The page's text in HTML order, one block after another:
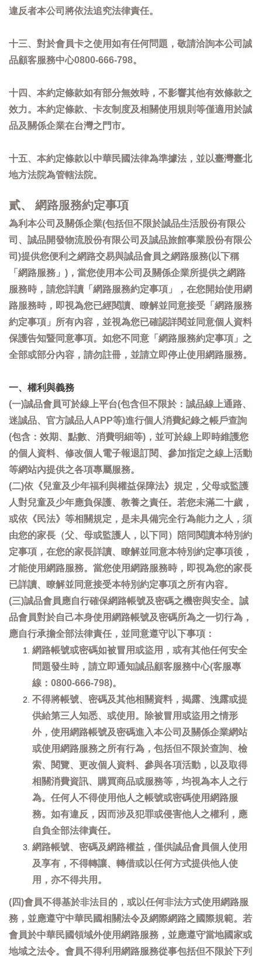
違反者本公司將依法追究法律責任。
十三、對於會員卡之使用如有任何問題，敬請洽詢本公司誠
品顧客服務中心0800-666-798。
十四、本約定條款如有部分無效時，不影響其他有效條款之
效力。本約定條款、卡友制度及相關使用規則等僅適用於誠
品及關係企業在台灣之門市。
十五、本約定條款以中華民國法律為準據法，並以臺灣臺北
地方法院為管轄法院。
貳、 網路服務約定事項
為利本公司及關係企業(包括但不限於誠品生活股份有限公
司、誠品開發物流股份有限公司及誠品旅館事業股份有限公
司)提供您便利之網路交易與誠品會員之網路服務(以下稱
「網路服務」)，當您使用本公司及關係企業所提供之網路
服務時，請您詳讀「網路服務約定事項」，在您開始使用網
路服務時，即視為您已經閱讀、瞭解並同意接受「網路服務
約定事項」所有內容，並視為您已確認詳閱並同意個人資料
保護告知暨同意事項。如您不同意「網路服務約定事項」之
全部或部分內容，請勿註冊，並請立即停止使用網路服務。
一、權利與義務
(一)誠品會員可於線上平台(包含但不限於：誠品線上通路、
迷誠品、官方誠品人APP等)進行個人消費紀錄之帳戶查詢
(包含：效期、點數、消費明細等)，並可於線上即時維護您
的個人資料、修改個人電子報退訂閱、參加指定之線上活動
等網站內提供之各項專屬服務。
(二)依《兒童及少年福利與權益保障法》規定，父母或監護
人對兒童及少年應負保護、教養之責任。若您未滿二十歲，
或依《民法》等相關規定，是未具備完全行為能力之人，須
由您的家長（父、母或監護人，以下同）陪同閱讀本特別約
定事項，在您的家長詳讀、瞭解並同意本特別約定事項後，
才能使用網路服務。當您使用網路服務時，即視為您的家長
已詳讀、瞭解並同意接受本特別約定事項之所有內容。
(三)誠品會員應自行確保網路帳號及密碼之機密與安全。誠
品會員對於自己本身使用網路帳號及密碼所為之一切行為，
應自行承擔全部法律責任，並同意遵守以下事項：
網路帳號或密碼如被冒用或盜用，或有其他任何安全
問題發生時，請立即通知誠品顧客服務中心(客服專
線：0800-666-798)。
不得將帳號、密碼及其他相關資料，揭露、洩露或提
供給第三人知悉、或使用。除被冒用或盜用之情形
外，使用網路帳號及密碼進入本公司及關係企業網站
或使用網路服務之所有行為，包括但不限於查詢、檢
索、閱覽、更改個人資料、參與各項活動，以及取得
相關消費資訊、購買商品或服務等，均視為本人之行
為。任何人不得使用他人之帳號或密碼使用網路服
務。如有違反，因而涉及犯罪或侵害他人之權利，應
自負全部法律責任。
網路帳號、密碼及網路權益，僅供誠品會員個人使用
及享有，不得轉讓、轉借或以任何方式提供他人使
用，亦不得共用。
(四)會員不得基於非法目的，或以任何非法方式使用網路服
務，並應遵守中華民國相關法令及網際網路之國際規範。若
會員於中華民國領域外使用網路服務，並應遵守當地國家或
地域之法令。會員不得利用網路服務從事包括但不限於下列